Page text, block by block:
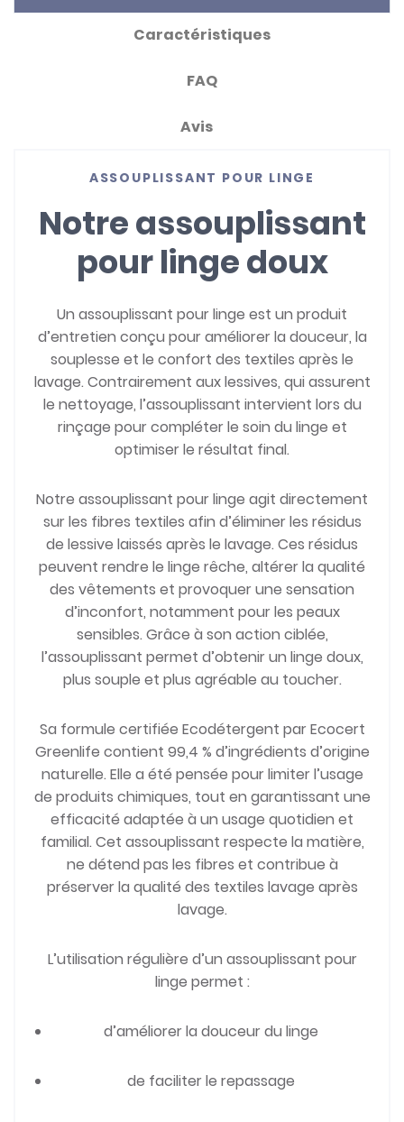
Caractéristiques
FAQ
Avis
ASSOUPLISSANT POUR LINGE
Notre assouplissant
pour linge doux
Un assouplissant pour linge est un produit
d’entretien conçu pour améliorer la douceur, la
souplesse et le confort des textiles après le
lavage. Contrairement aux lessives, qui assurent
le nettoyage, l’assouplissant intervient lors du
rinçage pour compléter le soin du linge et
optimiser le résultat final.
Notre assouplissant pour linge agit directement
sur les fibres textiles afin d’éliminer les résidus
de lessive laissés après le lavage. Ces résidus
peuvent rendre le linge rêche, altérer la qualité
des vêtements et provoquer une sensation
d’inconfort, notamment pour les peaux
sensibles. Grâce à son action ciblée,
l’assouplissant permet d’obtenir un linge doux,
plus souple et plus agréable au toucher.
Sa formule certifiée Ecodétergent par Ecocert
Greenlife contient 99,4 % d’ingrédients d’origine
naturelle. Elle a été pensée pour limiter l’usage
de produits chimiques, tout en garantissant une
efficacité adaptée à un usage quotidien et
familial. Cet assouplissant respecte la matière,
ne détend pas les fibres et contribue à
préserver la qualité des textiles lavage après
lavage.
L’utilisation régulière d’un assouplissant pour
linge permet :
d’améliorer la douceur du linge
de faciliter le repassage